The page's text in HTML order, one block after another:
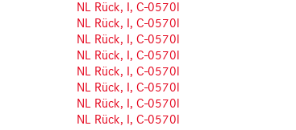
NL Rück, I, C-0570l
NL Rück, I, C-0570l
NL Rück, I, C-0570l
NL Rück, I, C-0570l
NL Rück, I, C-0570l
NL Rück, I, C-0570l
NL Rück, I, C-0570l
NL Rück, I, C-0570l